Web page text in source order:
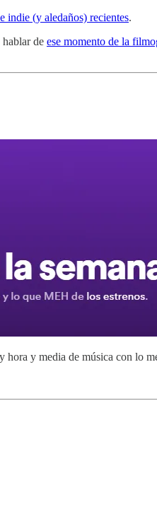
indie (y aledaños) recientes.
hablar de ese momento de la
hora y media de música con lo